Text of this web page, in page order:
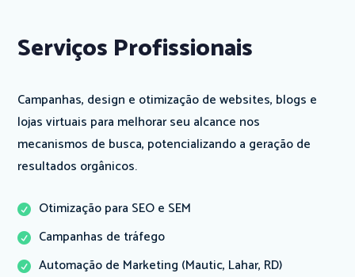
Serviços Profissionais
Campanhas, design e otimização de websites, blogs e
lojas virtuais para melhorar seu alcance nos
mecanismos de busca, potencializando a geração de
resultados orgânicos.
 Otimização para SEO e SEM
 Campanhas de tráfego
 Automação de Marketing (Mautic, Lahar, RD)